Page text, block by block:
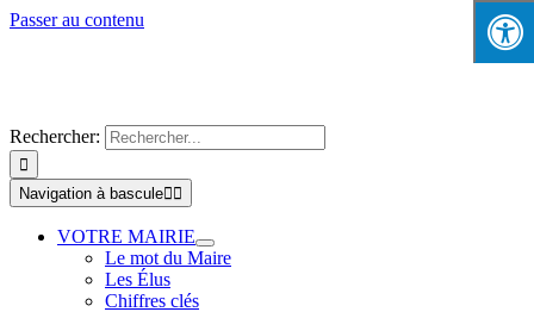
Passer au contenu
Rechercher:
Navigation à bascule
VOTRE MAIRIE
Le mot du Maire
Les Élus
Chiffres clés